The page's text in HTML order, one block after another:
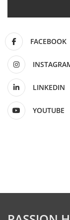
FACEBOOK
LINKEDIN
YOUTUBE